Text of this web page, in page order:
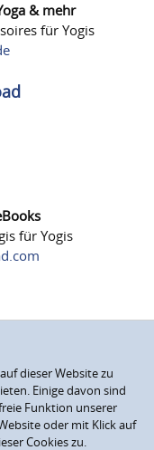
& mehr
für Yogis
für Yogis
dieser Website zu
Einige davon sind
Funktion unserer
oder mit Klick auf
Cookies zu.